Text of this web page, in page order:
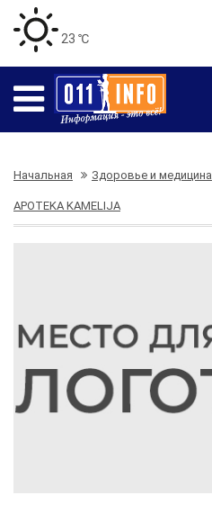
23 ℃
Начальная Здоровье и медицина
APOTEKA KAMELIJA